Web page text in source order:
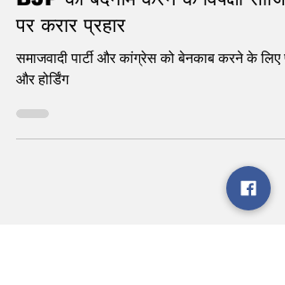
"अभिजात" – आंबेडकर की आड़ में
BJP को बदनाम करने के विपक्षी
पर करार प्रहार
समाजवादी पार्टी और कांग्रेस को बेनकाब करने के लिए